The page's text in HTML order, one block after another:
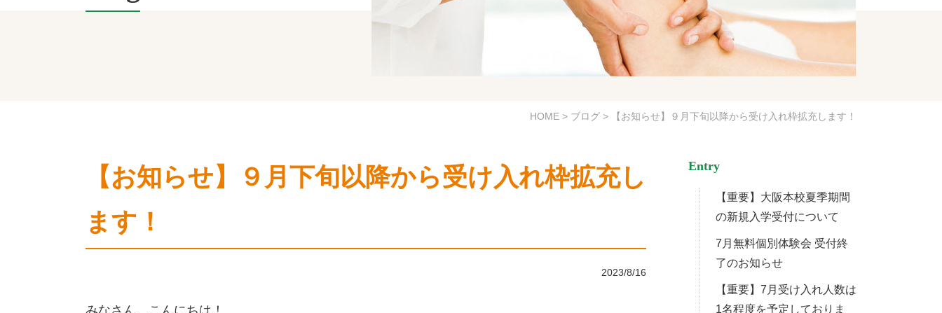
HOME > ブログ > 【お知らせ】９月下旬以降から受け入れ枠拡充します！
【お知らせ】９月下旬以降から受け入れ枠拡充し
ます！
2023/8/16
みなさん、こんにちは！
Entry
【重要】大阪本校夏季期間
の新規入学受付について
7月無料個別体験会 受付終
了のお知らせ
【重要】7月受け入れ人数は
1名程度を予定しておりま